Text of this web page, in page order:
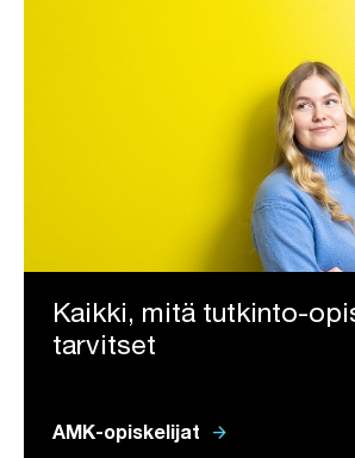
Kaikki, mitä tutkinto-
tarvitset
AMK-opiskelijat arrow_forward